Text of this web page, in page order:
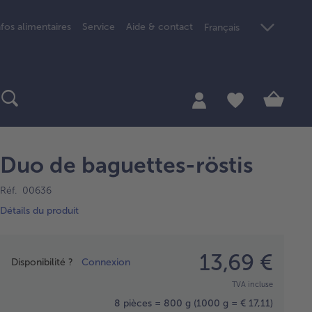
alimentaires Service Aide & contact Français
Duo de baguettes-röstis
Réf. 00636
Détails du produit
Disponibilité ? Connexion 13,69 €
TVA incluse
8 pièces = 800 g (1000 g = € 17,11)